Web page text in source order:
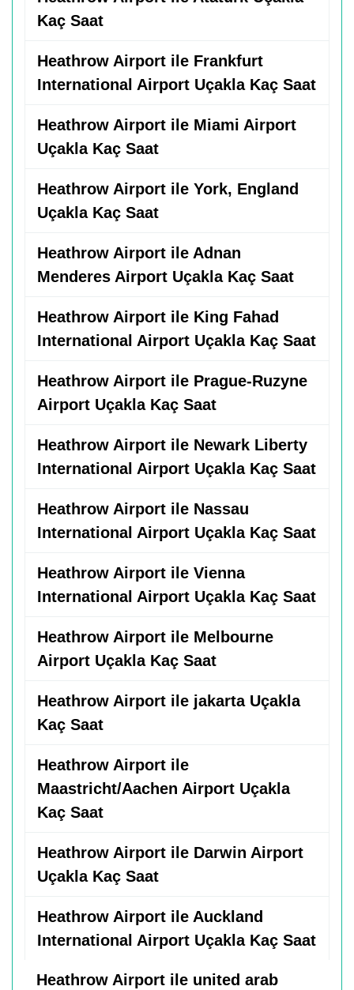
Kaç Saat
Heathrow Airport ile Frankfurt
International Airport Uçakla Kaç Saat
Heathrow Airport ile Miami Airport
Uçakla Kaç Saat
Heathrow Airport ile York, England
Uçakla Kaç Saat
Heathrow Airport ile Adnan
Menderes Airport Uçakla Kaç Saat
Heathrow Airport ile King Fahad
International Airport Uçakla Kaç Saat
Heathrow Airport ile Prague-Ruzyne
Airport Uçakla Kaç Saat
Heathrow Airport ile Newark Liberty
International Airport Uçakla Kaç Saat
Heathrow Airport ile Nassau
International Airport Uçakla Kaç Saat
Heathrow Airport ile Vienna
International Airport Uçakla Kaç Saat
Heathrow Airport ile Melbourne
Airport Uçakla Kaç Saat
Heathrow Airport ile jakarta Uçakla
Kaç Saat
Heathrow Airport ile
Maastricht/Aachen Airport Uçakla
Kaç Saat
Heathrow Airport ile Darwin Airport
Uçakla Kaç Saat
Heathrow Airport ile Auckland
International Airport Uçakla Kaç Saat
Heathrow Airport ile united arab